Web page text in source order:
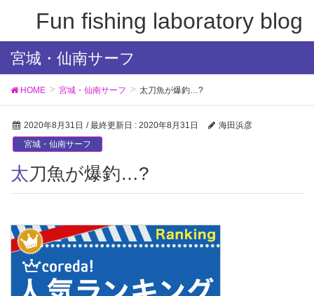
Fun fishing laboratory blog
宮城・仙南サーフ
HOME 宮城・仙南サーフ 太刀魚が爆釣…?
2020年8月31日 / 最終更新日 : 2020年8月31日
海田浜彦
宮城・仙南サーフ
太刀魚が爆釣…?